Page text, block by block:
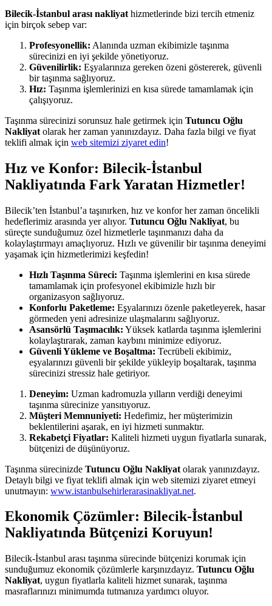
Bilecik-İstanbul arası nakliyat hizmetlerinde bizi tercih etmeniz
için birçok sebep var:
Profesyonellik: Alanında uzman ekibimizle taşınma
sürecinizi en iyi şekilde yönetiyoruz.
Güvenilirlik: Eşyalarınıza gereken özeni göstererek, güvenli
bir taşınma sağlıyoruz.
Hız: Taşınma işlemlerinizi en kısa sürede tamamlamak için
çalışıyoruz.
Taşınma sürecinizi sorunsuz hale getirmek için Tutuncu Oğlu
Nakliyat olarak her zaman yanınızdayız. Daha fazla bilgi ve fiyat
teklifi almak için web sitemizi ziyaret edin!
Hız ve Konfor: Bilecik-İstanbul
Nakliyatında Fark Yaratan Hizmetler!
Bilecik’ten İstanbul’a taşınırken, hız ve konfor her zaman öncelikli
hedeflerimiz arasında yer alıyor. Tutuncu Oğlu Nakliyat, bu
süreçte sunduğumuz özel hizmetlerle taşınmanızı daha da
kolaylaştırmayı amaçlıyoruz. Hızlı ve güvenilir bir taşınma deneyimi
yaşamak için hizmetlerimizi keşfedin!
Hızlı Taşınma Süreci: Taşınma işlemlerini en kısa sürede
tamamlamak için profesyonel ekibimizle hızlı bir
organizasyon sağlıyoruz.
Konforlu Paketleme: Eşyalarınızı özenle paketleyerek, hasar
görmeden yeni adresinize ulaşmalarını sağlıyoruz.
Asansörlü Taşımacılık: Yüksek katlarda taşınma işlemlerini
kolaylaştırarak, zaman kaybını minimize ediyoruz.
Güvenli Yükleme ve Boşaltma: Tecrübeli ekibimiz,
eşyalarınızı güvenli bir şekilde yükleyip boşaltarak, taşınma
sürecinizi stressiz hale getiriyor.
Deneyim: Uzman kadromuzla yılların verdiği deneyimi
taşınma sürecinize yansıtıyoruz.
Müşteri Memnuniyeti: Hedefimiz, her müşterimizin
beklentilerini aşarak, en iyi hizmeti sunmaktır.
Rekabetçi Fiyatlar: Kaliteli hizmeti uygun fiyatlarla sunarak,
bütçenizi de düşünüyoruz.
Taşınma sürecinizde Tutuncu Oğlu Nakliyat olarak yanınızdayız.
Detaylı bilgi ve fiyat teklifi almak için web sitemizi ziyaret etmeyi
unutmayın: www.istanbulsehirlerarasinakliyat.net.
Ekonomik Çözümler: Bilecik-İstanbul
Nakliyatında Bütçenizi Koruyun!
Bilecik-İstanbul arası taşınma sürecinde bütçenizi korumak için
sunduğumuz ekonomik çözümlerle karşınızdayız. Tutuncu Oğlu
Nakliyat, uygun fiyatlarla kaliteli hizmet sunarak, taşınma
masraflarınızı minimumda tutmanıza yardımcı oluyor.